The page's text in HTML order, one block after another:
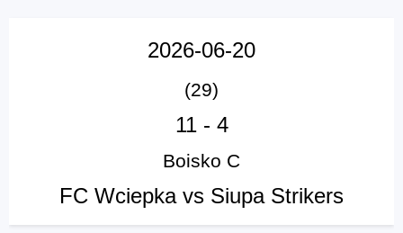
2026-06-20
(29)
11- 4
Boisko C
FC Wciepka vs Siupa Strikers